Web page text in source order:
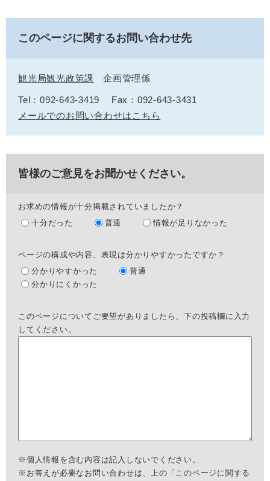
このページに関するお問い合わせ先
観光局観光政策課 企画管理係
Tel：092-643-3419
Fax：092-643-3431
メールでのお問い合わせはこちら
皆様のご意見をお聞かせください。
お求めの情報が十分掲載されていましたか？
十分だった
普通 情報が足りなかった
ページの構成や内容、表現は分かりやすかったですか？
分かりやすかった
普通
分かりにくかった
このページについてご要望がありましたら、下の投稿欄に入力
してください。
※個人情報を含む内容は記入しないでください。
※お答えが必要なお問い合わせは、上の「このページに関する